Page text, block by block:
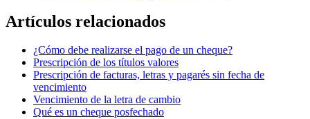
Artículos relacionados
¿Cómo debe realizarse el pago de un cheque?
Prescripción de los títulos valores
Prescripción de facturas, letras y pagarés sin fecha de
vencimiento
Vencimiento de la letra de cambio
Qué es un cheque posfechado